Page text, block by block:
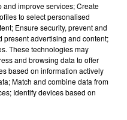
and improve services; Create
to select personalised
Ensure security, prevent and
present advertising and content;
These technologies may
and browsing data to offer
based on information actively
Match and combine data from
Identify devices based on